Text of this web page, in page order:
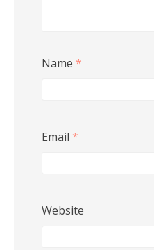
Name *
Email *
Website